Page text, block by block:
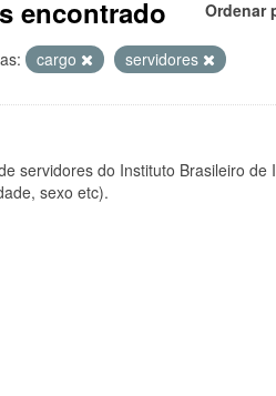
Ordenar
encontrado
cargo servidores
servidores do Instituto Brasileiro de
sexo etc).